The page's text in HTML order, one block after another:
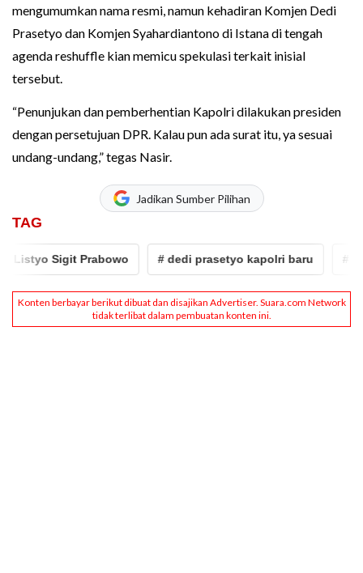
mengumumkan nama resmi, namun kehadiran Komjen Dedi
Prasetyo dan Komjen Syahardiantono di Istana di tengah
agenda reshuffle kian memicu spekulasi terkait inisial
tersebut.
“Penunjukan dan pemberhentian Kapolri dilakukan presiden
dengan persetujuan DPR. Kalau pun ada surat itu, ya sesuai
undang-undang,” tegas Nasir.
Jadikan Sumber Pilihan
TAG
Sigit Prabowo # dedi prasetyo kapolri baru # dedi